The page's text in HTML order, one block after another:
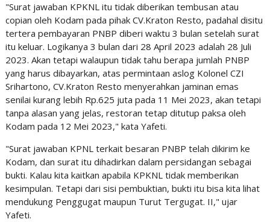
"Surat jawaban KPKNL itu tidak diberikan tembusan atau
copian oleh Kodam pada pihak CV.Kraton Resto, padahal disitu
tertera pembayaran PNBP diberi waktu 3 bulan setelah surat
itu keluar. Logikanya 3 bulan dari 28 April 2023 adalah 28 Juli
2023. Akan tetapi walaupun tidak tahu berapa jumlah PNBP
yang harus dibayarkan, atas permintaan aslog Kolonel CZI
Srihartono, CV.Kraton Resto menyerahkan jaminan emas
senilai kurang lebih Rp.625 juta pada 11 Mei 2023, akan tetapi
tanpa alasan yang jelas, restoran tetap ditutup paksa oleh
Kodam pada 12 Mei 2023," kata Yafeti.
"Surat jawaban KPNL terkait besaran PNBP telah dikirim ke
Kodam, dan surat itu dihadirkan dalam persidangan sebagai
bukti. Kalau kita kaitkan apabila KPKNL tidak memberikan
kesimpulan. Tetapi dari sisi pembuktian, bukti itu bisa kita lihat
mendukung Penggugat maupun Turut Tergugat. II," ujar
Yafeti.